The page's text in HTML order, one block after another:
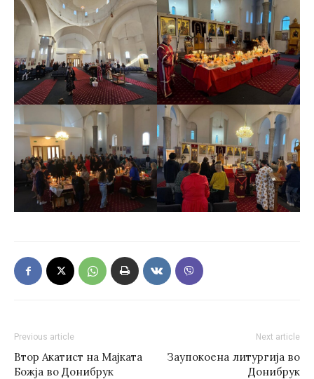
Previous article
Втор Акатист на Мајката
Божја во Донибрук
Next article
Заупокоена литургија во
Донибрук